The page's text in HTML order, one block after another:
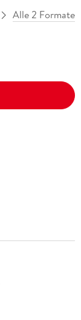
Alle 2 Formate